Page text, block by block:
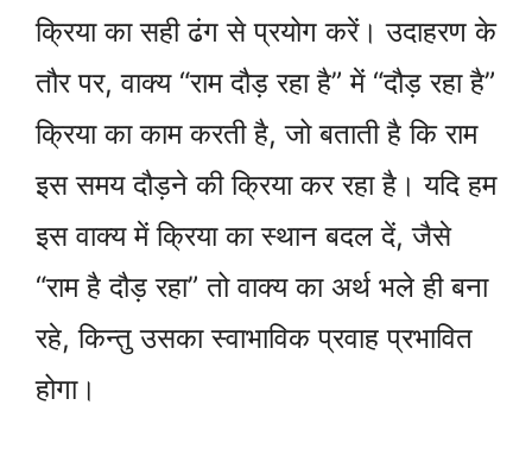
क्रिया का सही ढंग से प्रयोग करें। उदाहरण के
तौर पर, वाक्य “राम दौड़ रहा है” में “दौड़ रहा है”
क्रिया का काम करती है, जो बताती है कि राम
इस समय दौड़ने की क्रिया कर रहा है। यदि हम
इस वाक्य में क्रिया का स्थान बदल दें, जैसे
“राम है दौड़ रहा” तो वाक्य का अर्थ भले ही बना
रहे, किन्तु उसका स्वाभाविक प्रवाह प्रभावित
होगा।